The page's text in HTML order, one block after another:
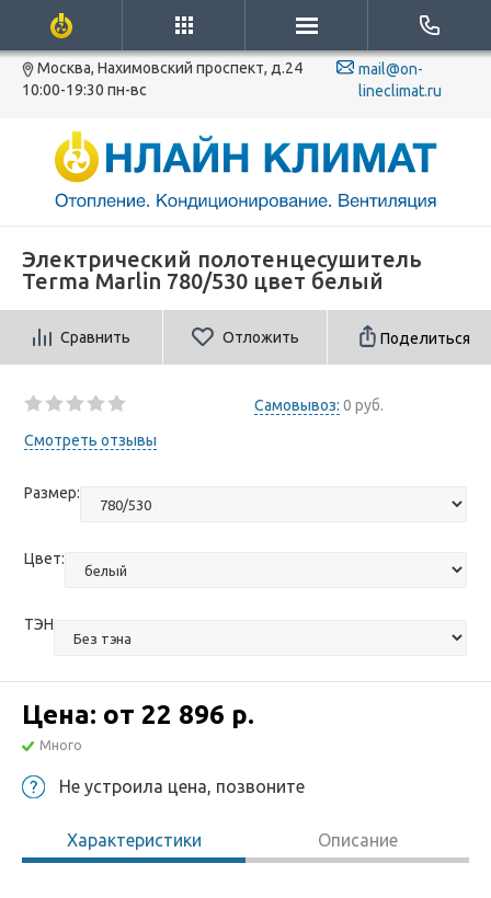
Москва, Нахимовский проспект, д.24
10:00-19:30 пн-вс
mail@on-
lineclimat.ru
Электрический полотенцесушитель
Terma Marlin 780/530 цвет белый
Сравнить Отложить Поделиться
Самовывоз: 0 руб.
Смотреть отзывы
Размер:
Цвет:
ТЭН
Цена: от 22 896 р.
Много
Не устроила цена, позвоните
Характеристики Описание